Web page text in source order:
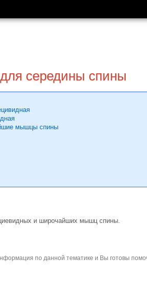
середины спины
мышцы спины
и широчайших мышц спины.
по данной тематике и Вы готовы